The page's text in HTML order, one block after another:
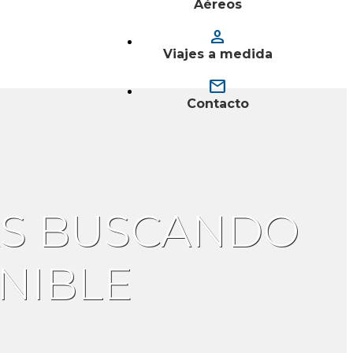
Aéreos
person
Viajes a medida
mail
Contacto
BUSCANDO